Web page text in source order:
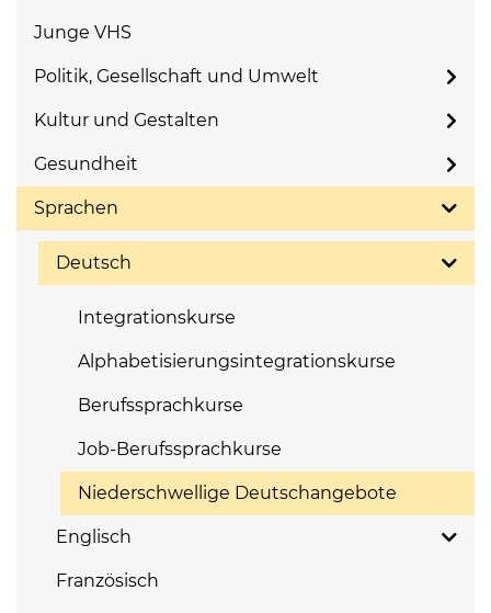
Junge VHS
Politik, Gesellschaft und Umwelt
Kultur und Gestalten
Gesundheit
Sprachen
Deutsch
Integrationskurse
Alphabetisierungsintegrationskurse
Berufssprachkurse
Job-Berufssprachkurse
Niederschwellige Deutschangebote
Englisch
Französisch